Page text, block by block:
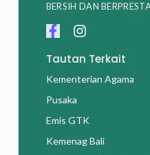
BERSIH DAN
Tautan Terkait
Kementerian Agama
Pusaka
Emis GTK
Kemenag Bali